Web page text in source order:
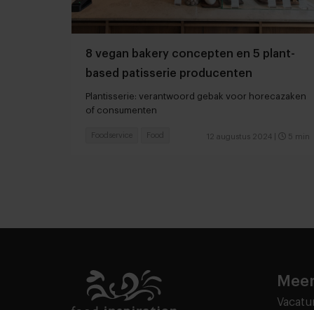
8 vegan bakery concepten en 5 plant-
based patisserie producenten
Plantisserie: verantwoord gebak voor horecazaken
of consumenten
12 augustus 2024 5 min
Foodservice Food